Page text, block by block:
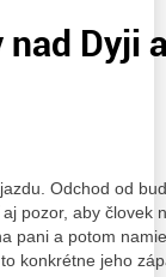
Dyji
Odchod od
pozor, aby človek
pani a potom
konkrétne jeho